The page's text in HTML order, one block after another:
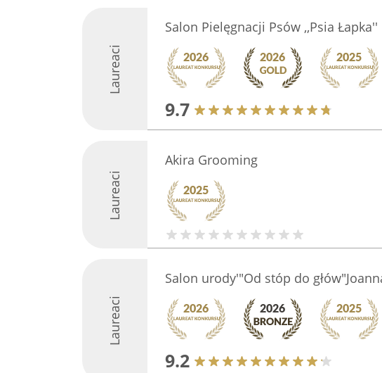
Laureaci
Salon Pielęgnacji Psów ,,Psia Łapka''
9.7
Laureaci
Akira Grooming
Laureaci
Salon urody'"Od stóp do
9.2